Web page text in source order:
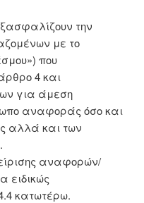
την
με το
που
4 και
για άμεση
αναφοράς όσο και
αλλά και των
αναφορών/
ειδικώς
κατωτέρω.